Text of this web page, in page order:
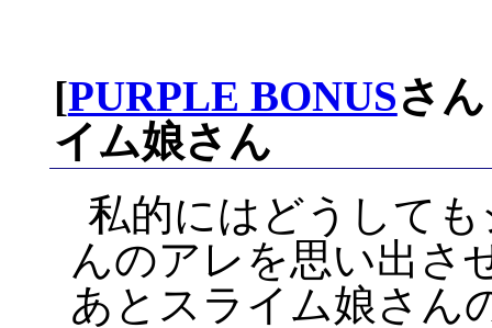
[PURPLE BONUSさ
イム娘さん
私的にはどうして
んのアレを思い出さ
あとスライム娘さん